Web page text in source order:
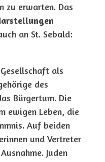
zu erwarten. Das
an St. Sebald:
als
des
Bürgertum. Die
ewigen Leben, die
Auf beiden
und Vertreter
Juden